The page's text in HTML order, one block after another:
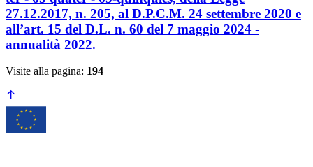
27.12.2017, n. 205, al D.P.C.M. 24 settembre 2020 e
all’art. 15 del D.L. n. 60 del 7 maggio 2024 -
annualità 2022.
Visite alla pagina: 194